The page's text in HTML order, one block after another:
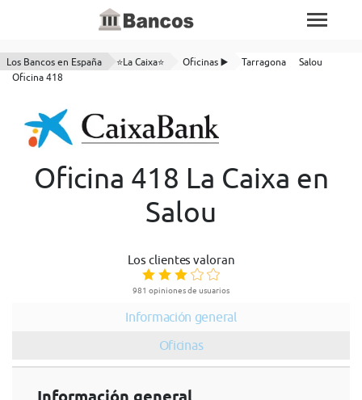
Los Bancos en España ⭐La Caixa⭐ Oficinas ▶️ Tarragona
Salou
Oficina 418
Oficina 418 La Caixa en
Salou
Los clientes valoran
981 opiniones de usuarios
Información general
Oficinas